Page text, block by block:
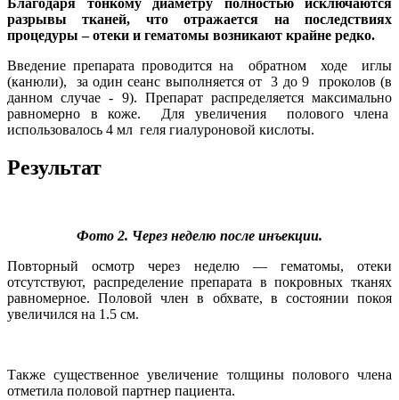
Благодаря тонкому диаметру полностью исключаются
разрывы тканей, что отражается на последствиях
процедуры – отеки и гематомы возникают крайне редко.
Введение препарата проводится на обратном ходе иглы
(канюли), за один сеанс выполняется от 3 до 9 проколов (в
данном случае - 9). Препарат распределяется максимально
равномерно в коже. Для увеличения полового члена
использовалось 4 мл геля гиалуроновой кислоты.
Результат
Фото 2. Через неделю после инъекции.
Повторный осмотр через неделю — гематомы, отеки
отсутствуют, распределение препарата в покровных тканях
равномерное. Половой член в обхвате, в состоянии покоя
увеличился на 1.5 см.
Также существенное увеличение толщины полового члена
отметила половой партнер пациента.